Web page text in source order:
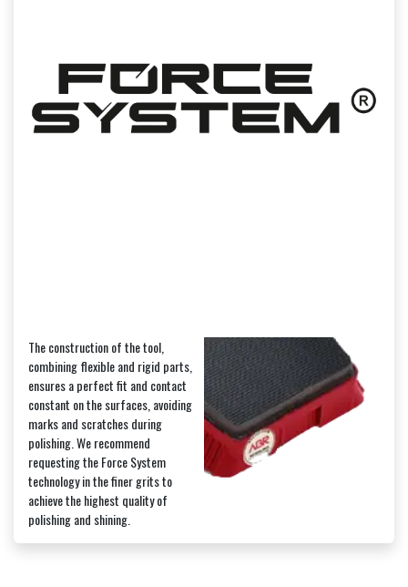
The construction of the tool,
combining flexible and rigid parts,
ensures a perfect fit and contact
constant on the surfaces, avoiding
marks and scratches during
polishing. We recommend
requesting the Force System
technology in the finer grits to
achieve the highest quality of
polishing and shining.